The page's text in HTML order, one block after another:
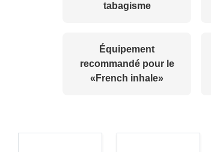
tabagisme
Équipement
recommandé pour le
«French inhale»